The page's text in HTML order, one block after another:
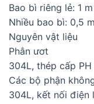
Bao bì riêng lẻ: 1
Nhiều bao bì: 0,5
Nguyên vật liệu
Phân ươt
304L, thép cấp PH
Các bộ phận
304L, kết nối điện